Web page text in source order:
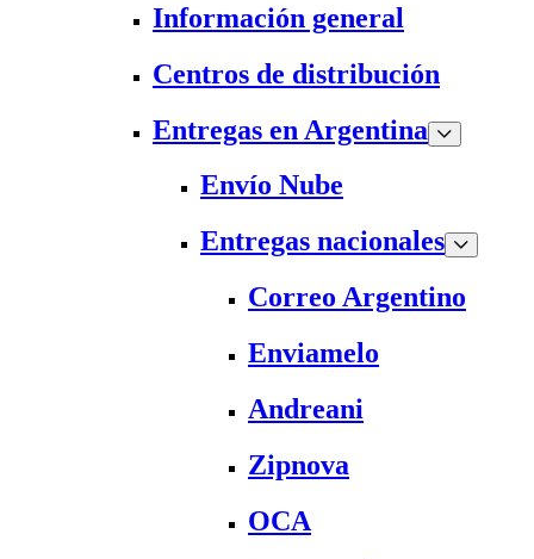
Información general
Centros de distribución
Entregas en Argentina
Envío Nube
Entregas nacionales
Correo Argentino
Enviamelo
Andreani
Zipnova
OCA